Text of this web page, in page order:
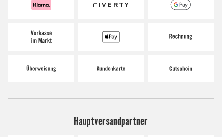
Hauptversandpartner